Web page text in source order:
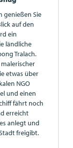
genießen Sie
auf den
ein
ländliche
Tralach.
etwas über
NGO
und einen
fährt noch
erreicht
anlegt und
freigibt.